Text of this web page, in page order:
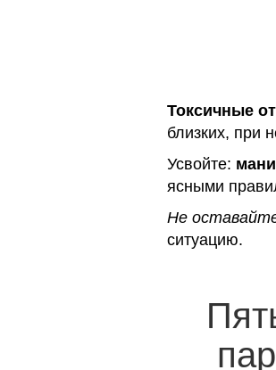
Токсичные
близких, при
Усвойте:
ясными
Не
ситуацию.